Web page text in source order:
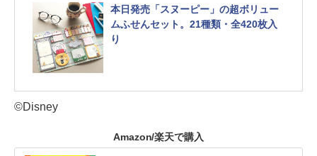
本日発売「スヌーピー」の超ボリュー
ムふせんセット。21種類・全420枚入
り
©Disney
Amazon/楽天で購入